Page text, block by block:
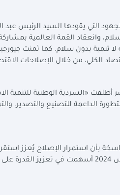
التي يقودها السيد الرئيس
وانعقاد القمة العالمية
تنمية بدون سلام. كما ثمنت
الكلي، من خلال الإصلاحات
«السردية الوطنية للتنمية
الداعمة للتصنيع والتصدير،
بأن استمرار الإصلاح يُعزز
التي نفذتها على مدار الفترة الماضية خاصة منذ